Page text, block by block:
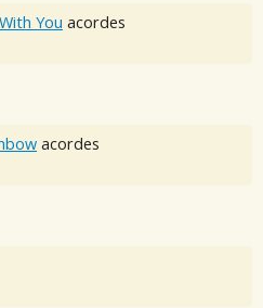
You acordes
acordes